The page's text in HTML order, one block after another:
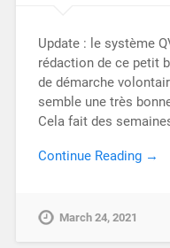
Update : le système
rédaction de ce petit
de démarche
semble une très
Cela fait des
Continue Reading →
March 24, 2021